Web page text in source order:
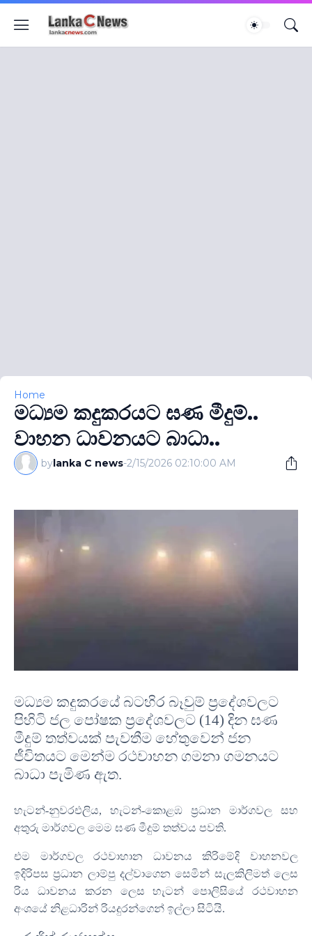
Home
මධ්‍යම කදුකරයට ඝණ මීදුම්..
වාහන ධාවනයට බාධා..
bylanka C news-2/15/2026 02:10:00 AM
මධ්‍යම කදුකරයේ බටහිර බෑවුම් ප්‍රදේශවලට
පිහිටි ජල පෝෂක ප්‍රදේශවලට (14) දින ඝණ
මීදුම් තත්වයක් පැවතීම හේතුවෙන් ජන
ජීවිතයට මෙන්ම රථවාහන ගමනා ගමනයට
බාධා පැමිණ ඇත.
හැටන්-නුවරඑලිය, හැටන්-කොළඹ ප්‍රධාන මාර්ගවල සහ
අතුරු මාර්ගවල මෙම ඝණ මීදුම් තත්වය පවති.
එම මාර්ගවල රථවාහාන ධාවනය කිරිමේදි වාහනවල
ඉදිරිපස ප්‍රධාන ලාම්පු දල්වාගෙන සෙමින් සැලකිලිමත් ලෙස
රිය ධාවනය කරන ලෙස හැටන් පොලිසියේ රථවාහන
අංශයේ නිළධාරින් රියදුරන්ගෙන් ඉල්ලා සිටියි.